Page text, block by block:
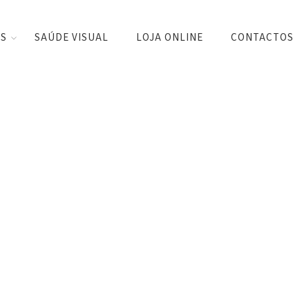
SAÚDE VISUAL LOJA ONLINE CONTACTOS